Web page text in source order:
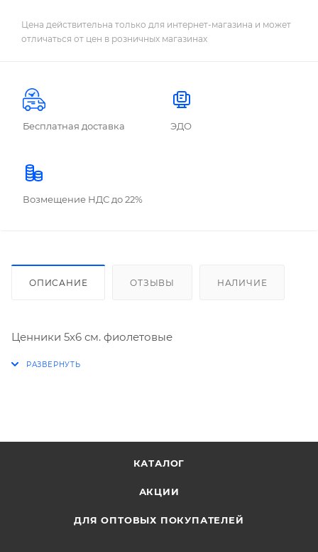
Цена действительна только для интернет-магазина и может
отличаться от цен в розничных магазинах
Бесплатная доставка ЭДО
Возмещение НДС до 22%
ОПИСАНИЕ ОТЗЫВЫ НАЛИЧИЕ
Ценники 5х6 см. фиолетовые
КАТАЛОГ
АКЦИИ
ДЛЯ ОПТОВЫХ ПОКУПАТЕЛЕЙ